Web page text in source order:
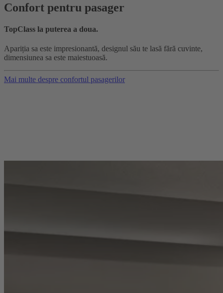
Confort pentru pasager
TopClass la puterea a doua.
Apariția sa este impresionantă, designul său te lasă fără cuvinte,
dimensiunea sa este maiestuoasă.
Mai multe despre confortul pasagerilor